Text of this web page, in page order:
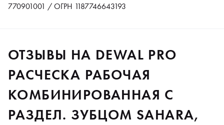
770901001 / ОГРН 1187746643193
ОТЗЫВЫ НА DEWAL PRO
РАСЧЕСКА РАБОЧАЯ
КОМБИНИРОВАННАЯ С
РАЗДЕЛ. ЗУБЦОМ SAHARA,